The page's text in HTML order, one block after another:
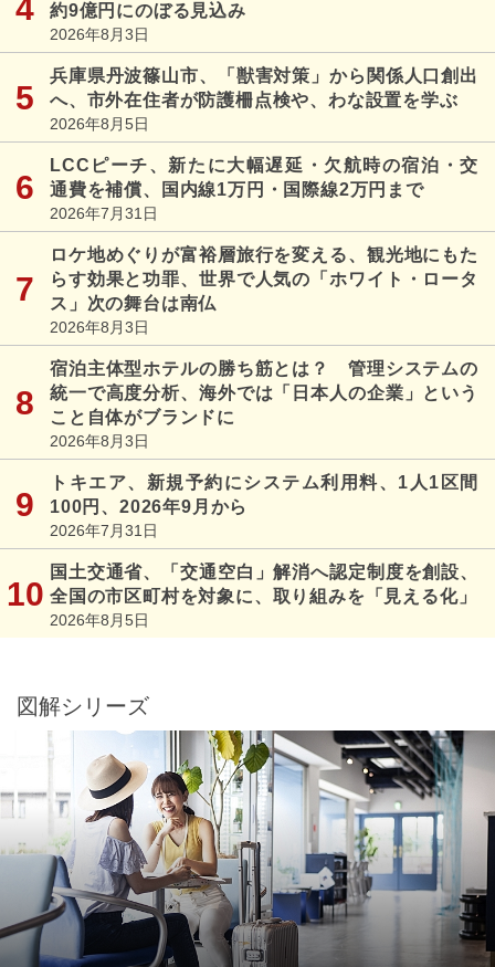
約9億円にのぼる見込み
2026年8月3日
兵庫県丹波篠山市、「獣害対策」から関係人口創出
へ、市外在住者が防護柵点検や、わな設置を学ぶ
2026年8月5日
LCCピーチ、新たに大幅遅延・欠航時の宿泊・交
通費を補償、国内線1万円・国際線2万円まで
2026年7月31日
ロケ地めぐりが富裕層旅行を変える、観光地にもた
らす効果と功罪、世界で人気の「ホワイト・ロータ
ス」次の舞台は南仏
2026年8月3日
宿泊主体型ホテルの勝ち筋とは？ 管理システムの
統一で高度分析、海外では「日本人の企業」という
こと自体がブランドに
2026年8月3日
トキエア、新規予約にシステム利用料、1人1区間
100円、2026年9月から
2026年7月31日
国土交通省、「交通空白」解消へ認定制度を創設、
全国の市区町村を対象に、取り組みを「見える化」
2026年8月5日
図解シリーズ